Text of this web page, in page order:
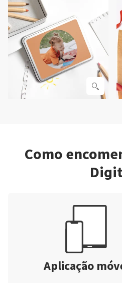
Como
Aplicação